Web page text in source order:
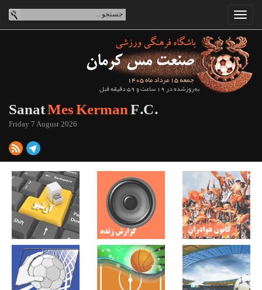
جمعه 15 مرداد ماه 1405
به‌روزشده در 19 ساعت و 59 دقیقه قبل
SanatMes KermanF.C.
Friday 7 August 2026